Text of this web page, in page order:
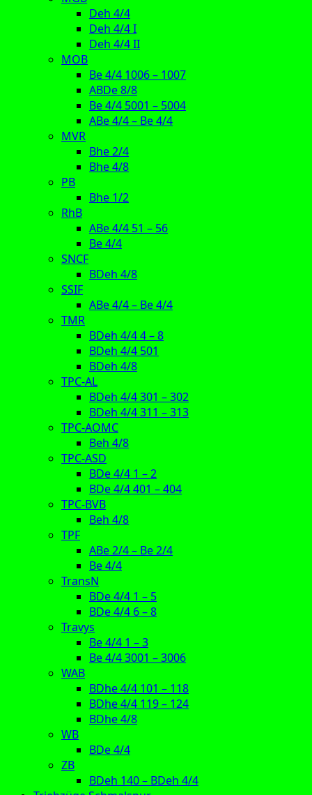
Deh 4/4
Deh 4/4 I
Deh 4/4 II
MOB
Be 4/4 1006 – 1007
ABDe 8/8
Be 4/4 5001 – 5004
ABe 4/4 – Be 4/4
MVR
Bhe 2/4
Bhe 4/8
PB
Bhe 1/2
RhB
ABe 4/4 51 – 56
Be 4/4
SNCF
BDeh 4/8
SSIF
ABe 4/4 – Be 4/4
TMR
BDeh 4/4 4 – 8
BDeh 4/4 501
BDeh 4/8
TPC-AL
BDeh 4/4 301 – 302
BDeh 4/4 311 – 313
TPC-AOMC
Beh 4/8
TPC-ASD
BDe 4/4 1 – 2
BDe 4/4 401 – 404
TPC-BVB
Beh 4/8
TPF
ABe 2/4 – Be 2/4
Be 4/4
TransN
BDe 4/4 1 – 5
BDe 4/4 6 – 8
Travys
Be 4/4 1 – 3
Be 4/4 3001 – 3006
WAB
BDhe 4/4 101 – 118
BDhe 4/4 119 – 124
BDhe 4/8
WB
BDe 4/4
ZB
BDeh 140 – BDeh 4/4